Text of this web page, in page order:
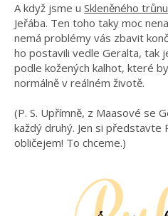
A když jsme u Skleněného trůnu
Jeřába. Ten toho taky moc
nemá problémy vás zbavit
ho postavili vedle Geralta, tak
podle kožených kalhot, které
normálně v reálném životě.
(P. S. Upřímně, z Maasové se
každý druhý. Jen si představte
obličejem! To chceme.)